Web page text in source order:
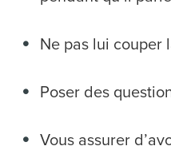
Ne pas lui couper
Poser des
Vous assurer